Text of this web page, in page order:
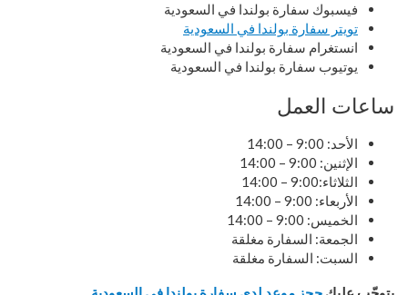
فيسبوك سفارة بولندا في السعودية
تويتر سفارة بولندا في السعودية
انستغرام سفارة بولندا في السعودية
يوتيوب سفارة بولندا في السعودية
ساعات العمل
الأحد: 9:00 – 14:00
الإثنين: 9:00 – 14:00
الثلاثاء:9:00 – 14:00
الأربعاء: 9:00 – 14:00
الخميس: 9:00 – 14:00
الجمعة: السفارة مغلقة
السبت: السفارة مغلقة